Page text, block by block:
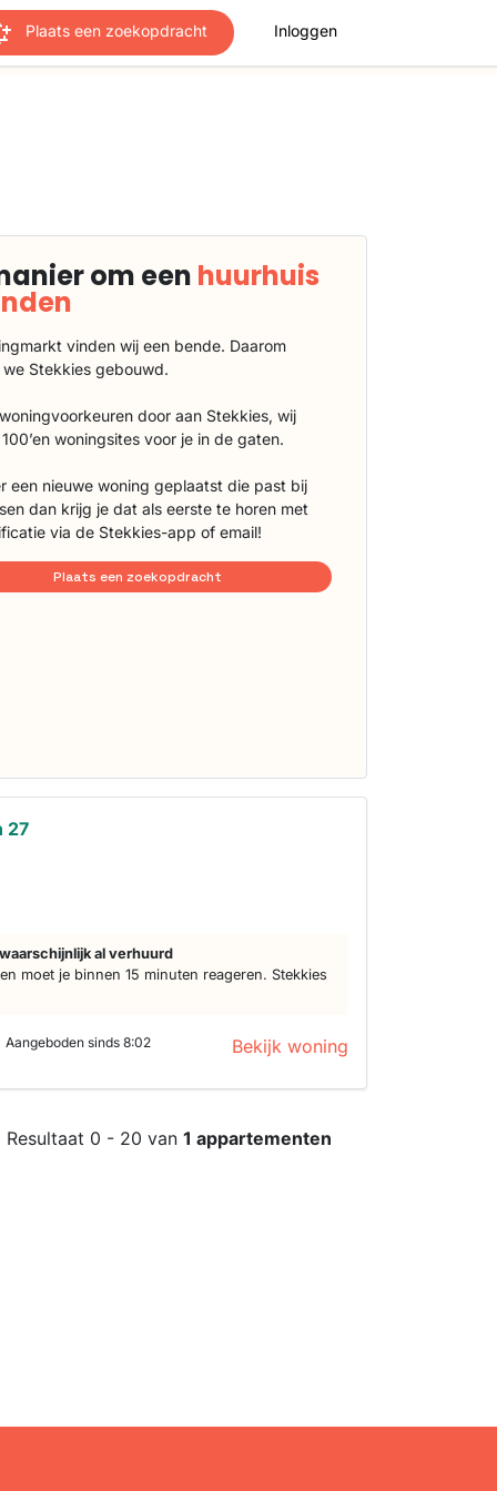
Plaats een zoekopdracht Inloggen
om een huurhuis
vinden wij een bende. Daarom
Stekkies gebouwd.
door aan Stekkies, wij
woningsites voor je in de gaten.
een nieuwe woning geplaatst die past bij
dan krijg je dat als eerste te horen met
via de Stekkies-app of email!
Plaats een zoekopdracht
27
al verhuurd
moet je binnen 15 minuten reageren. Stekkies
Aangeboden sinds 8:02 Bekijk woning
Resultaat 0 - 20 van 1 appartementen